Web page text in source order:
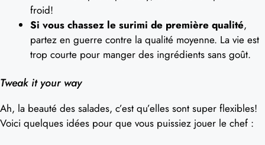
froid!
Si vous chassez le surimi de première qualité,
partez en guerre contre la qualité moyenne. La vie est
trop courte pour manger des ingrédients sans goût.
Tweak it your way
Ah, la beauté des salades, c’est qu’elles sont super flexibles!
Voici quelques idées pour que vous puissiez jouer le chef :